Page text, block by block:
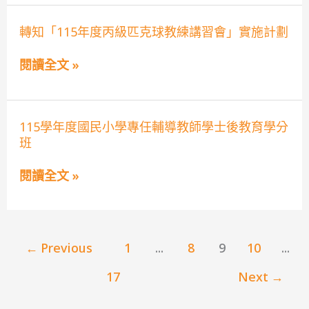
育
大
愛
師
獎」
選
法
子
教
師
訓
實
計
轉知「115年度丙級匹克球教練講習會」實施計劃
轉
知
「115
年
級
克
球
教
練
講
劃
閱讀全文 »
115學年度國民小學專任輔導教師學士後教育學分
班
115
學
年
國
民
輔
閱讀全文 »
← Previous 1 ... 8 9 10
...
17
Next →